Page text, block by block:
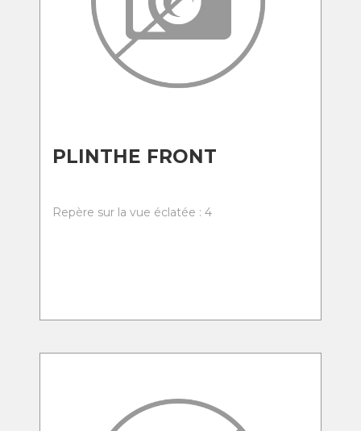
PLINTHE FRONT
Repère sur la vue éclatée : 4